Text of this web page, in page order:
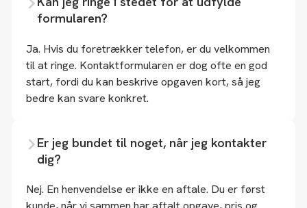
formularen?
Ja. Hvis du foretrækker telefon, er du velkommen
til at ringe. Kontaktformularen er dog ofte en god
start, fordi du kan beskrive opgaven kort, så jeg
bedre kan svare konkret.
Er jeg bundet til noget, når jeg kontakter
dig?
Nej. En henvendelse er ikke en aftale. Du er først